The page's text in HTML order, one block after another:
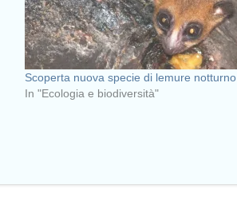
Scoperta nuova specie di lemure notturno
In "Ecologia e biodiversità"